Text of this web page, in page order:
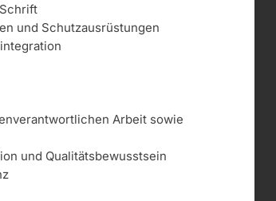
und Schutzausrüstungen
Arbeit sowie
und Qualitätsbewusstsein